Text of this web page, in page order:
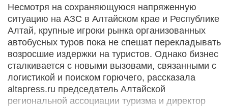
Несмотря на сохраняющуюся напряженную
ситуацию на АЗС в Алтайском крае и Республике
Алтай, крупные игроки рынка организованных
автобусных туров пока не спешат перекладывать
возросшие издержки на туристов. Однако бизнес
сталкивается с новыми вызовами, связанными с
логистикой и поиском горючего, рассказала
altapress.ru председатель Алтайской
региональной ассоциации туризма и директор